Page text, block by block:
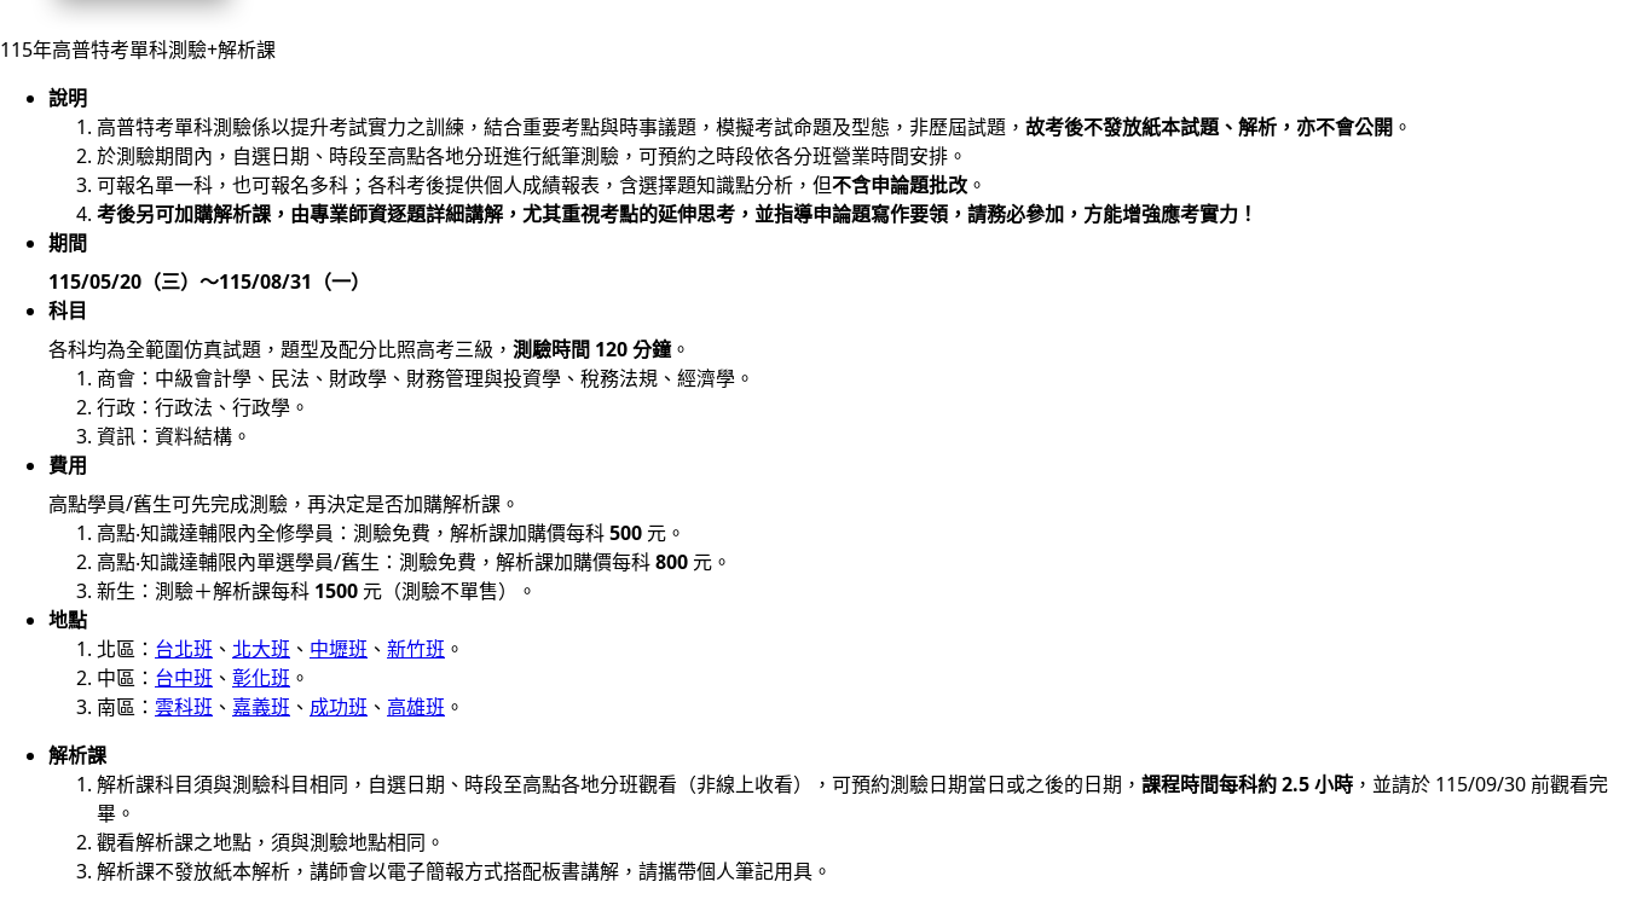
115年高普特考單科測驗+解析課
說明
高普特考單科測驗係以提升考試實力之訓練，結合重要考點與時事議題，模擬考試命題及型態，非歷屆試題， 故考後不發放紙本試題、解析，亦不會公開 。
於測驗期間內，自選日期、時段至高點各地分班進行紙筆測驗，可預約之時段依各分班營業時間安排。
可報名單一科，也可報名多科；各科考後提供個人成績報表，含選擇題知識點分析，但不含申論題批改 。
考後另可加購解析課，由專業師資逐題詳細講解，尤其重視考點的延伸思考，並指導申論題寫作要領，請務必參加，方能增強應考實力！
期間
115/05/20（三）～115/08/31（一）
科目
各科均為全範圍仿真試題，題型及配分比照高考三級， 測驗時間 120 分鐘。
商會：中級會計學、民法、財政學、財務管理與投資學、稅務法規、經濟學。
行政：行政法、行政學。
資訊：資料結構。
費用
高點學員/舊生可先完成測驗，再決定是否加購解析課。
高點‧知識達輔限內全修學員：測驗免費，解析課加購價每科500 元。
高點‧知識達輔限內單選學員/舊生：測驗免費，解析課加購價每科800 元。
新生：測驗＋解析課每科 1500 元（測驗不單售）。
地點
北區： 台北班 、 北大班 、 中壢班 、 新竹班 。
中區： 台中班 、 彰化班 。
南區： 雲科班 、 嘉義班 、 成功班 、 高雄班 。
解析課
解析課科目須與測驗科目相同，自選日期、時段至高點各地分班觀看（非線上收看），可預約測驗日期當日或之後的日期， 課程時間每科約 2.5 小時 ，並請於 115/09/30 前觀看完
畢。
觀看解析課之地點，須與測驗地點相同。
解析課不發放紙本解析，講師會以電子簡報方式搭配板書講解，請攜帶個人筆記用具。